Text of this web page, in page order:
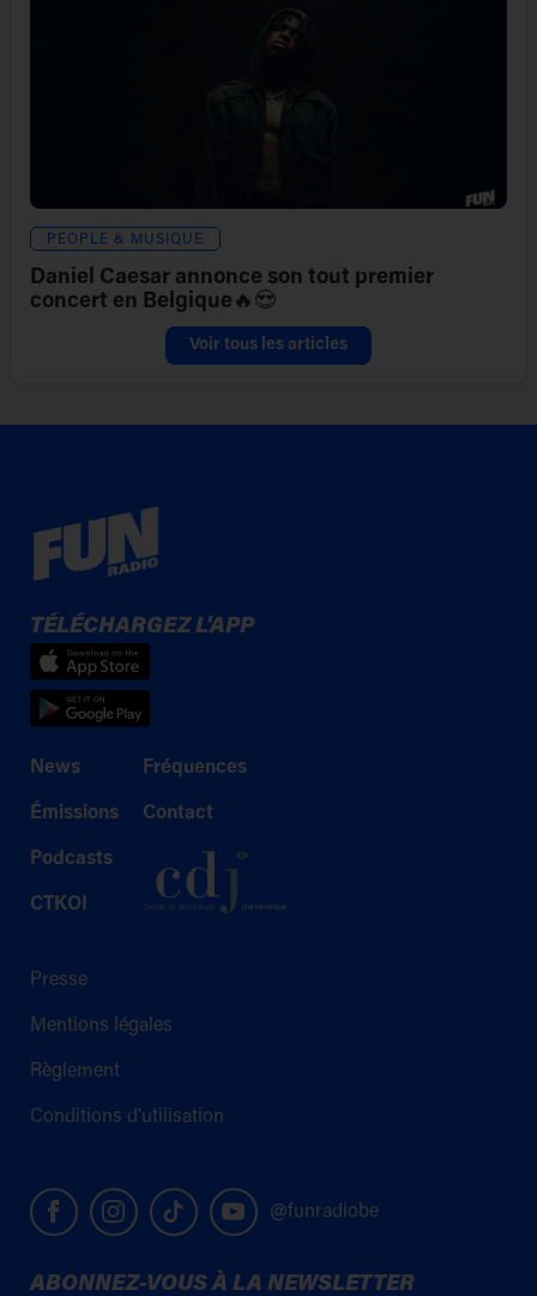
PEOPLE & MUSIQUE
Daniel Caesar annonce son tout premier
concert en Belgique🔥😍
Voir tous les articles
TÉLÉCHARGEZ L'APP
News
Émissions
Podcasts
CTKOI
Fréquences
Contact
Presse
Mentions légales
Règlement
Conditions d'utilisation
@funradiobe
ABONNEZ-VOUS À LA NEWSLETTER